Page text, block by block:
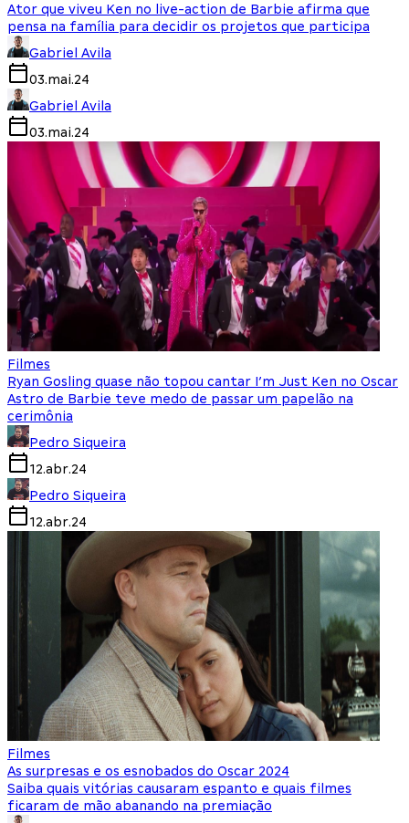
Ator que viveu Ken no live-action de Barbie afirma que
pensa na família para decidir os projetos que participa
Gabriel Avila
03.mai.24
Gabriel Avila
03.mai.24
Filmes
Ryan Gosling quase não topou cantar I’m Just Ken no Oscar
Astro de Barbie teve medo de passar um papelão na
cerimônia
Pedro Siqueira
12.abr.24
Pedro Siqueira
12.abr.24
Filmes
As surpresas e os esnobados do Oscar 2024
Saiba quais vitórias causaram espanto e quais filmes
ficaram de mão abanando na premiação